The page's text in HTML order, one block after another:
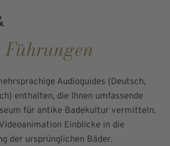
Audioguides (Deutsch,
enthalten, die Ihnen umfassende
für antike Badekultur vermitteln.
Einblicke in die
der ursprünglichen Bäder.